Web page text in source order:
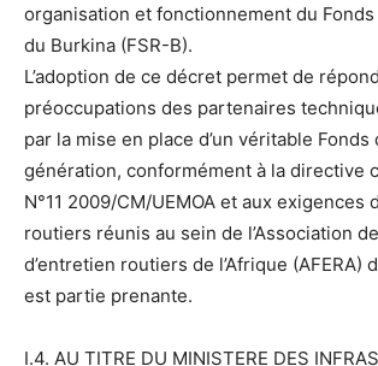
organisation et fonctionnement du
du Burkina (FSR-B).
L’adoption de ce décret permet de
préoccupations des partenaires
par la mise en place d’un véritable Fonds
génération, conformément à la directive
N°11 2009/CM/UEMOA et aux exigences
routiers réunis au sein de l’Association
d’entretien routiers de l’Afrique (AFERA)
est partie prenante.
I.4. AU TITRE DU MINISTERE DES